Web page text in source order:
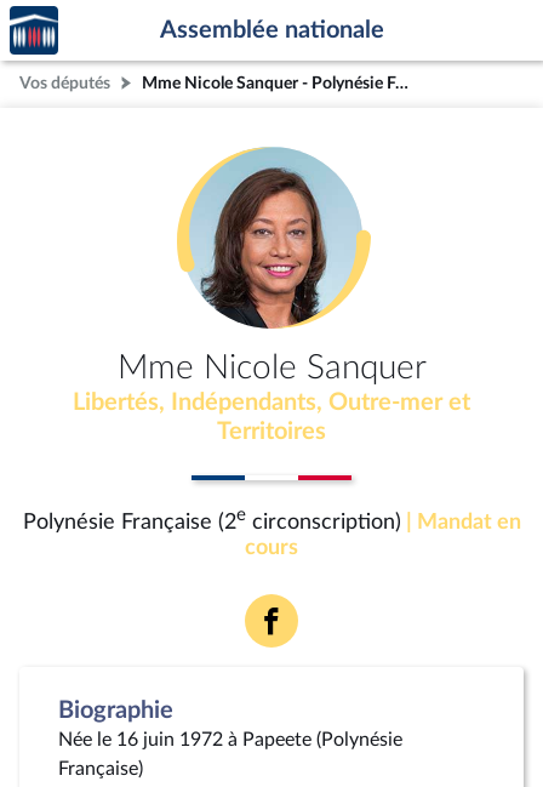
Aller au contenu
Aller en bas de la page
Accèder
à la
page
d'accueil
Assemblée nationale
Vos députés Mme Nicole Sanquer - Polynésie Française (2e circonscription)
Mme Nicole Sanquer
Libertés, Indépendants, Outre-mer et
Territoires
Polynésie Française (2ecirconscription)
| Mandat en
cours
Voir
la
Biographie
Née le 16 juin 1972 à Papeete (Polynésie
Française)